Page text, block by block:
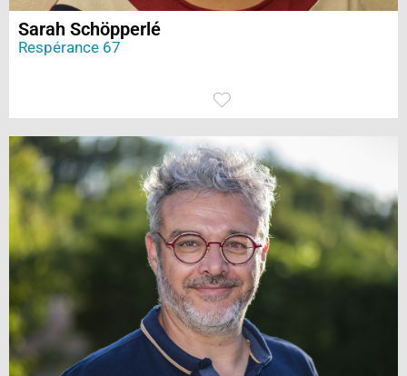
Sarah Schöpperlé
Respérance 67